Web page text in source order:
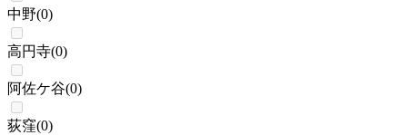
中野(0)
高円寺(0)
阿佐ケ谷(0)
荻窪(0)